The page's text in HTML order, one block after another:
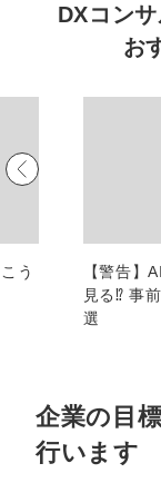
正社員
常勤監査役
内部監査室長
DXコン
お
う
【警告】
見る⁉︎ 事
選
企業の目
行います